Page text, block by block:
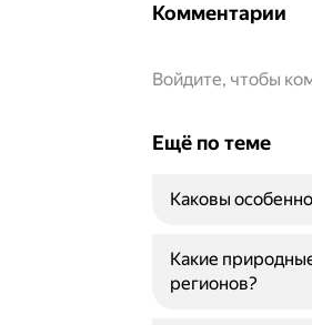
Комментарии
Войдите, чтобы
Ещё по теме
Каковы
Какие
регионов?